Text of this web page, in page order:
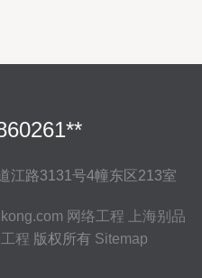
江路3131号4幢东区213室
网络工程
上海别品
程 版权所有 Sitemap